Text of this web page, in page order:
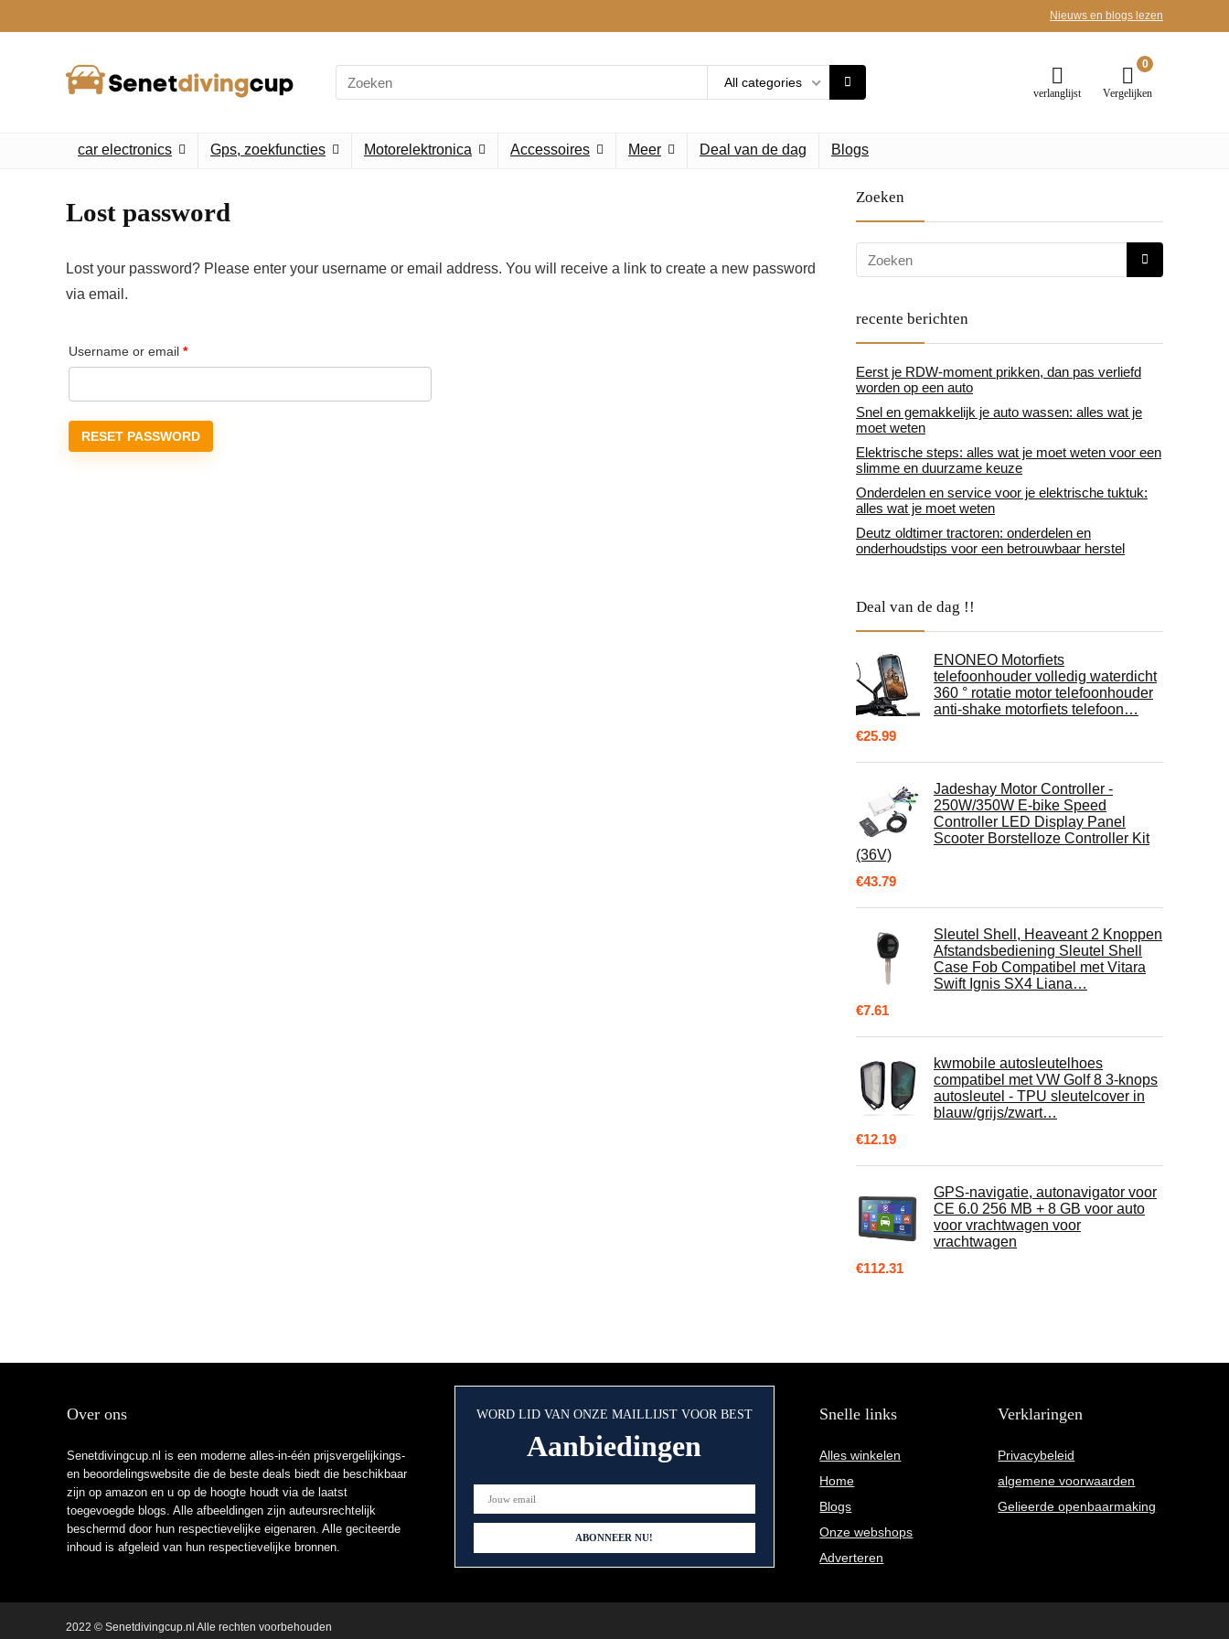
Nieuws en blogs lezen
Search
for:
All categories
verlanglijst
0
Vergelijken
car electronics Gps, zoekfuncties Motorelektronica Accessoires Meer Deal van de dag Blogs
Lost password
Lost your password? Please enter your username or email address. You will receive a link to create a new password
via email.
Username or email *Required
RESET PASSWORD
Zoeken
recente berichten
Eerst je RDW-moment prikken, dan pas verliefd
worden op een auto
Snel en gemakkelijk je auto wassen: alles wat je
moet weten
Elektrische steps: alles wat je moet weten voor een
slimme en duurzame keuze
Onderdelen en service voor je elektrische tuktuk:
alles wat je moet weten
Deutz oldtimer tractoren: onderdelen en
onderhoudstips voor een betrouwbaar herstel
Deal van de dag !!
ENONEO Motorfiets
telefoonhouder volledig waterdicht
360 ° rotatie motor telefoonhouder
anti-shake motorfiets telefoon…
€25.99
Jadeshay Motor Controller -
250W/350W E-bike Speed
Controller LED Display Panel
Scooter Borstelloze Controller Kit
(36V)
€43.79
Sleutel Shell, Heaveant 2 Knoppen
Afstandsbediening Sleutel Shell
Case Fob Compatibel met Vitara
Swift Ignis SX4 Liana…
€7.61
kwmobile autosleutelhoes
compatibel met VW Golf 8 3-knops
autosleutel - TPU sleutelcover in
blauw/grijs/zwart…
€12.19
GPS-navigatie, autonavigator voor
CE 6.0 256 MB + 8 GB voor auto
voor vrachtwagen voor
vrachtwagen
€112.31
Over ons
Senetdivingcup.nl is een moderne alles-in-één prijsvergelijkings-
en beoordelingswebsite die de beste deals biedt die beschikbaar
zijn op amazon en u op de hoogte houdt via de laatst
toegevoegde blogs. Alle afbeeldingen zijn auteursrechtelijk
beschermd door hun respectievelijke eigenaren. Alle geciteerde
inhoud is afgeleid van hun respectievelijke bronnen.
WORD LID VAN ONZE MAILLIJST VOOR BEST
Aanbiedingen
Snelle links
Alles winkelen
Home
Blogs
Onze webshops
Adverteren
Verklaringen
Privacybeleid
algemene voorwaarden
Gelieerde openbaarmaking
2022 © Senetdivingcup.nl Alle rechten voorbehouden